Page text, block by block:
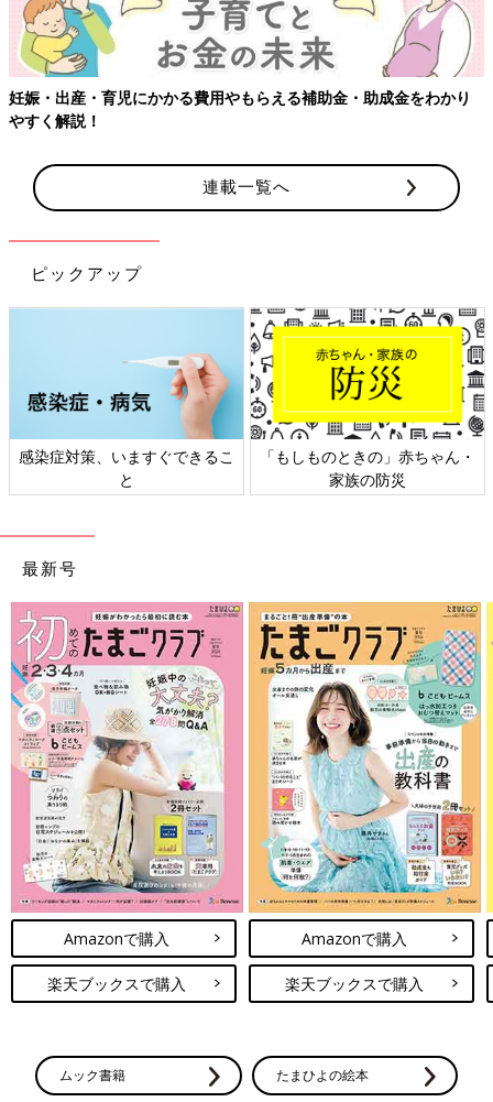
妊娠・出産・育児にかかる費用やもらえる補助金・助成金をわかり
やすく解説！
連載一覧へ
ピックアップ
感染症対策、いますぐできるこ
と
「もしものときの」赤ちゃん・
家族の防災
最新号
Amazonで購入
楽天ブックスで購入
Amazonで購入
楽天ブックスで購入
ムック書籍 たまひよの絵本